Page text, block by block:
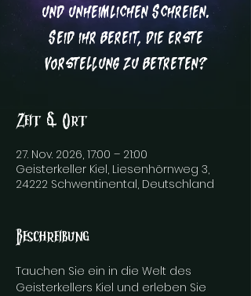
und unheimlichen Schreien.
Seid ihr bereit, die erste
Vorstellung zu betreten?
Zeit & Ort
27. Nov. 2026, 17:00 – 21:00
Geisterkeller Kiel, Liesenhörnweg 3,
24222 Schwentinental, Deutschland
Beschreibung
Tauchen Sie ein in die Welt des
Geisterkellers Kiel und erleben Sie